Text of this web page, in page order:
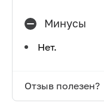
Минусы
Нет.
Отзыв полезен?